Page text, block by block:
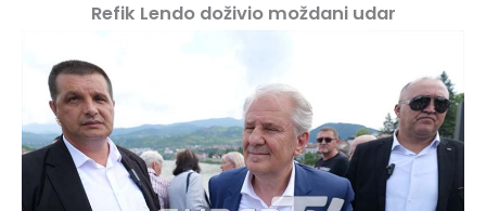
Refik Lendo doživio moždani udar